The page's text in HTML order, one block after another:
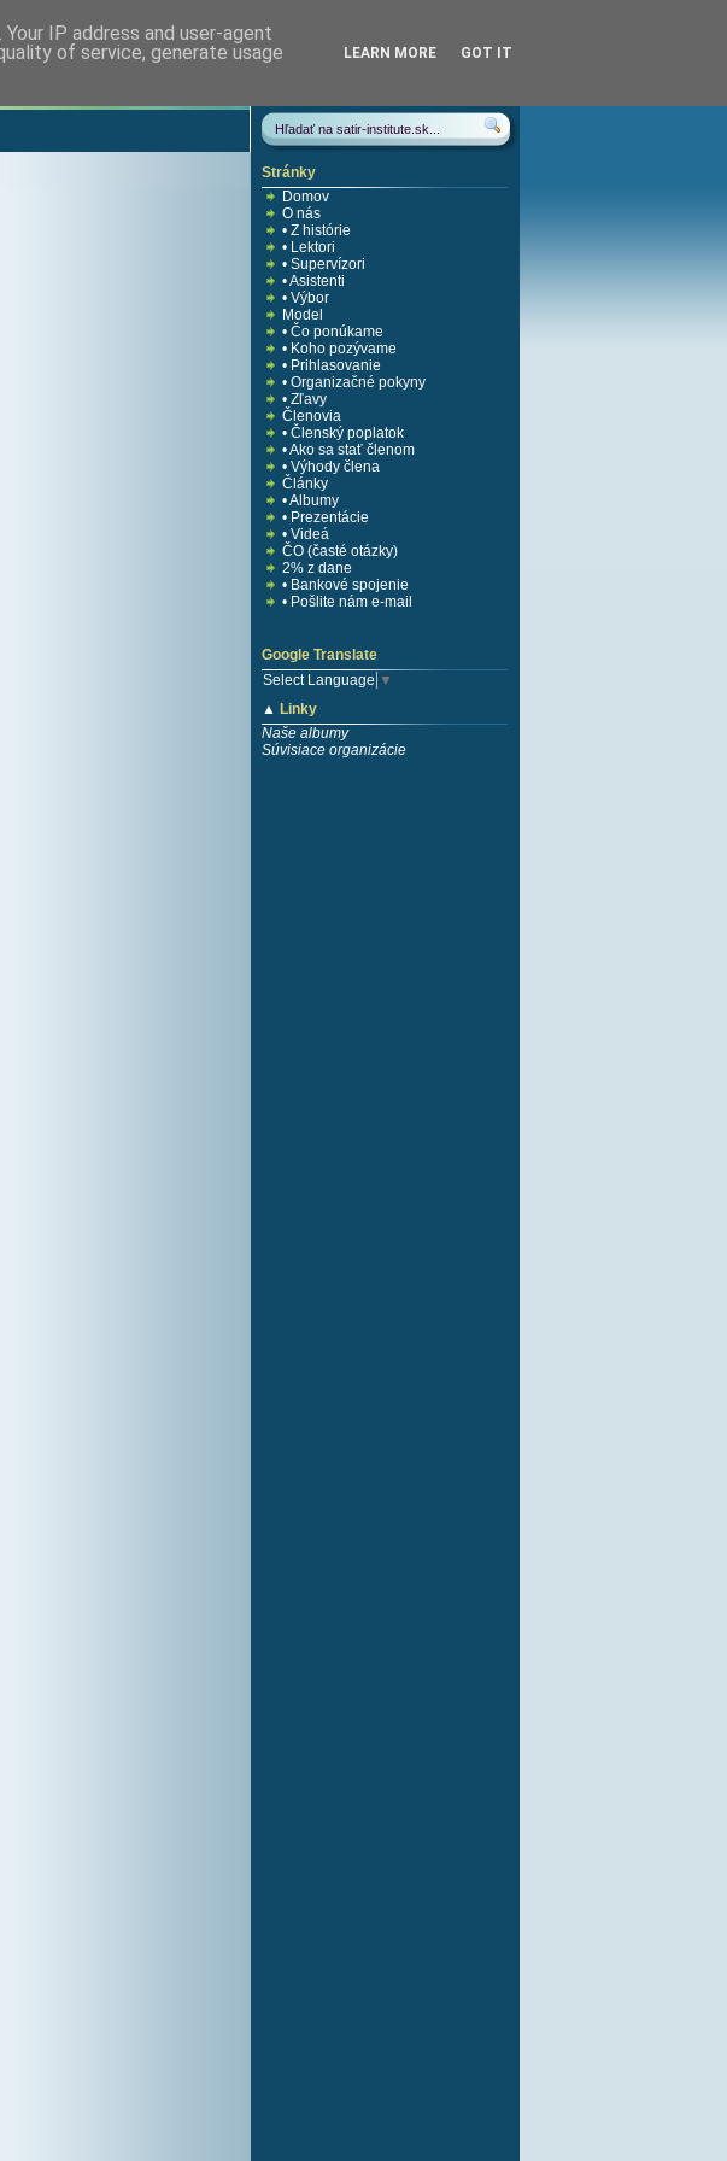
Stránky
Domov
O nás
• Z histórie
• Lektori
• Supervízori
• Asistenti
• Výbor
Model
• Čo ponúkame
• Koho pozývame
• Prihlasovanie
• Organizačné pokyny
• Zľavy
Členovia
• Členský poplatok
• Ako sa stať členom
• Výhody člena
Články
• Albumy
• Prezentácie
• Videá
ČO (časté otázky)
2% z dane
• Bankové spojenie
• Pošlite nám e-mail
Google Translate
Select Language ▼
▲ Linky
Naše albumy
Súvisiace organizácie
IP address and user-agent
of service, generate usage
LEARN MORE GOT IT